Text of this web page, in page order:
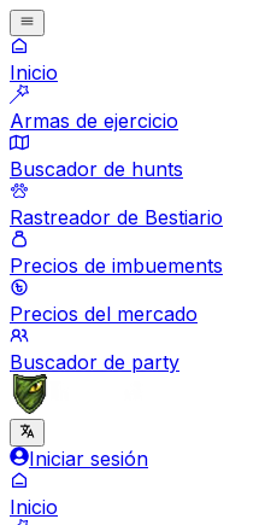
Inicio
Armas de ejercicio
Buscador de hunts
Rastreador de Bestiario
Precios de imbuements
Precios del mercado
Buscador de party
Iniciar sesión
Inicio